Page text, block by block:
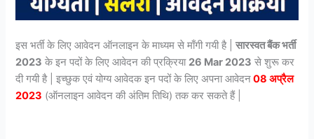
इस भर्ती के लिए आवेदन ऑनलाइन के माध्यम से माँगी गयी है |सारस्वत बैंक भर्ती
2023 के इन पदों के लिए आवेदन की प्रक्रिया 26 Mar 2023 से शुरू कर
दी गयी है | इच्छुक एवं योग्य आवेदक इन पदों के लिए अपना आवेदन08 अप्रैल
2023 (ऑनलाइन आवेदन की अंतिम तिथि) तक कर सकते हैं |